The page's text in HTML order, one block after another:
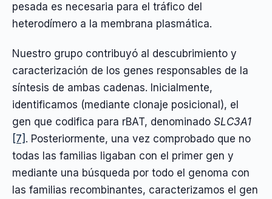
pesada es necesaria para el tráfico del
heterodímero a la membrana plasmática.
Nuestro grupo contribuyó al descubrimiento y
caracterización de los genes responsables de la
síntesis de ambas cadenas. Inicialmente,
identificamos (mediante clonaje posicional), el
gen que codifica para rBAT, denominado SLC3A1
[7] . Posteriormente, una vez comprobado que no
todas las familias ligaban con el primer gen y
mediante una búsqueda por todo el genoma con
las familias recombinantes, caracterizamos el gen